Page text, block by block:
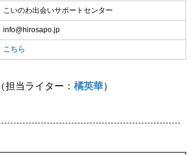
こいのわ出会いサポートセンター
info@hirosapo.jp
こちら
（担当ライター： 橘英華）